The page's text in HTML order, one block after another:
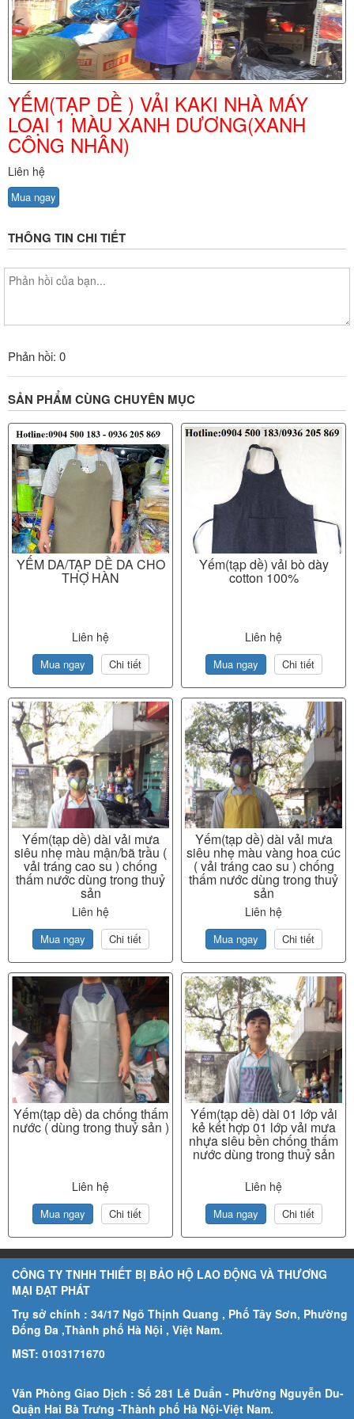
YẾM(TẠP DỀ ) VẢI KAKI NHÀ MÁY
LOẠI 1 MÀU XANH DƯƠNG(XANH
CÔNG NHÂN)
Liên hệ
Mua ngay
THÔNG TIN CHI TIẾT
Phản hồi: 0
SẢN PHẨM CÙNG CHUYÊN MỤC
YẾM DA/TẠP DỀ DA CHO
THỢ HÀN
Liên hệ
Mua ngay Chi tiết
Yếm(tạp dề) vải bò dày
cotton 100%
Liên hệ
Mua ngay Chi tiết
Yếm(tạp dề) dài vải mưa
siêu nhẹ màu mận/bã trầu (
vải tráng cao su ) chống
thấm nước dùng trong thuỷ
sản
Liên hệ
Mua ngay Chi tiết
Yếm(tạp dề) dài vải mưa
siêu nhẹ màu vàng hoa cúc
( vải tráng cao su ) chống
thấm nước dùng trong thuỷ
sản
Liên hệ
Mua ngay Chi tiết
Yếm(tạp dề) da chống thấm
nước ( dùng trong thuỷ sản )
Liên hệ
Mua ngay Chi tiết
Yếm(tạp dề) dài 01 lớp vải
kẻ kết hợp 01 lớp vải mưa
nhựa siêu bền chống thấm
nước dùng trong thuỷ sản
Liên hệ
Mua ngay Chi tiết
CÔNG TY TNHH THIẾT BỊ BẢO HỘ LAO ĐỘNG VÀ THƯƠNG
MẠI ĐẠT PHÁT
Trụ sở chính : 34/17 Ngõ Thịnh Quang , Phố Tây Sơn, Phường
Đống Đa ,Thành phố Hà Nội , Việt Nam.
MST: 0103171670
Văn Phòng Giao Dịch : Số 281 Lê Duẩn - Phường Nguyễn Du-
Quận Hai Bà Trưng -Thành phố Hà Nội-Việt Nam.